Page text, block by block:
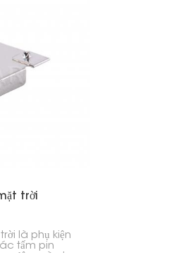
trời
là phụ kiện
tấm pin